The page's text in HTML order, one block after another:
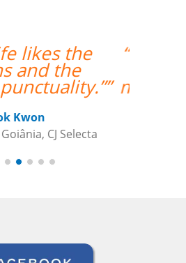
é muito
e o Skype
ter acesso
onde quer
esteja.””
Árabe em Aracaju